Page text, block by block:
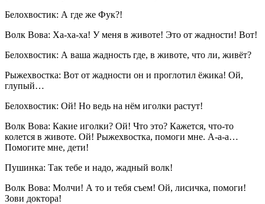
Белохвостик: А где же Фук?!
Волк Вова: Ха-ха-ха! У меня в животе! Это от жадности! Вот!
Белохвостик: А ваша жадность где, в животе, что ли, живёт?
Рыжехвостка: Вот от жадности он и проглотил ёжика! Ой,
глупый…
Белохвостик: Ой! Но ведь на нём иголки растут!
Волк Вова: Какие иголки? Ой! Что это? Кажется, что-то
колется в животе. Ой! Рыжехвостка, помоги мне. А-а-а…
Помогите мне, дети!
Пушинка: Так тебе и надо, жадный волк!
Волк Вова: Молчи! А то и тебя съем! Ой, лисичка, помоги!
Зови доктора!